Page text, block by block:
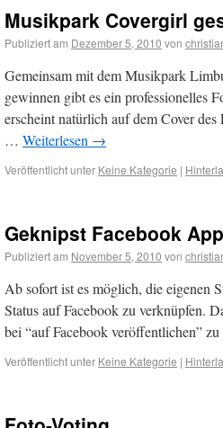
Musikpark Covergirl
Publiziert am Dezember 5, 2010 von
Gemeinsam mit dem Musikpark
gewinnen gibt es ein professionelles
erscheint natürlich auf dem Cover
… Weiterlesen →
Veröffentlicht unter Keine Kategorie |
Geknipst Facebook App
Publiziert am November 5, 2010 von
Ab sofort ist es möglich, die eigenen
Status auf Facebook zu verknüpfen.
bei “auf Facebook veröffentlichen”
Veröffentlicht unter Keine Kategorie |